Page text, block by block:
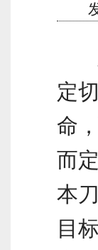
刀
定
命
而
本
目